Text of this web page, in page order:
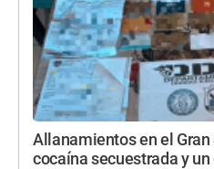
Allanamientos en el
cocaína secuestrada y